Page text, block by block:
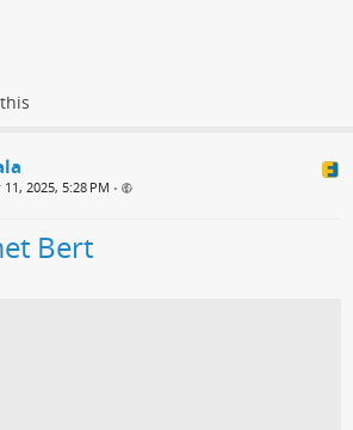
2025, 5:28 PM •
Bert